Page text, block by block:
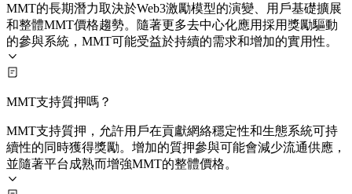
MMT的長期潛力取決於Web3激勵模型的演變、用戶基礎擴展
和整體MMT價格趨勢。隨著更多去中心化應用採用獎勵驅動
的參與系統，MMT可能受益於持續的需求和增加的實用性。
MMT支持質押嗎？
MMT支持質押，允許用戶在貢獻網絡穩定性和生態系統可持
續性的同時獲得獎勵。增加的質押參與可能會減少流通供應，
並隨著平台成熟而增強MMT的整體價格。